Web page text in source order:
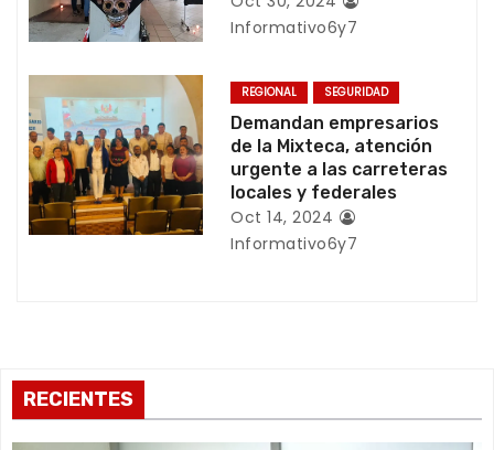
t
r
a
d
a
Informativo6y7
REGIONAL SEGURIDAD
Demandan empresarios
de la Mixteca, atención
urgente a las carreteras
locales y federales
Oct 14, 2024
Informativo6y7
RECIENTES